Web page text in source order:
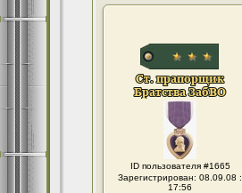
ID пользователя #1665
Зарегистрирован: 08.09.08 :
17:56